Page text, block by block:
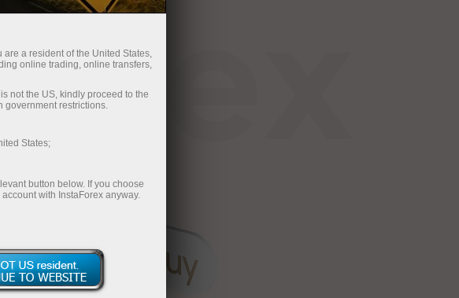
are a resident of the United States,
online trading, online transfers,
not the US, kindly proceed to the
government restrictions.
States;
button below. If you choose
with InstaForex anyway.